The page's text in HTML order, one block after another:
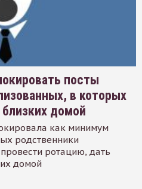
посты
в которых
домой
как минимум
родственники
ротацию, дать
домой